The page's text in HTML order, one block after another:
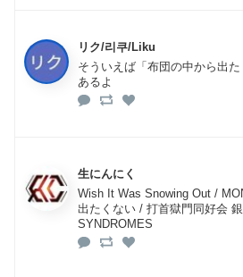
リク/리쿠/Liku
そういえば「布団の中から出
あるよ
生にんにく
Wish It Was Snowing Out /
出たくない / 打首獄門同好会
SYNDROMES